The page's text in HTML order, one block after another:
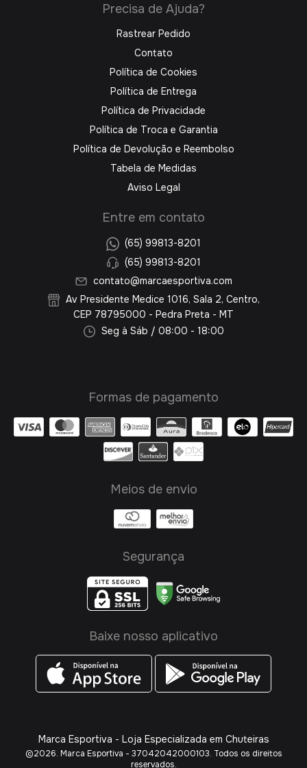
Precisa de Ajuda?
Rastrear Pedido
Contato
Política de Cookies
Política de Entrega
Política de Privacidade
Política de Troca e Garantia
Política de Devolução e Reembolso
Tabela de Medidas
Aviso Legal
Entre em contato
(65) 99813-8201
(65) 99813-8201
contato@marcaesportiva.com
Av Presidente Medice 1016, Sala 2, Centro,
CEP 78795000 - Pedra Preta - MT
Seg à Sáb / 08:00 - 18:00
Formas de pagamento
Meios de envio
Segurança
Baixe nosso aplicativo
Marca Esportiva - Loja Especializada em Chuteiras
©2026. Marca Esportiva - 37042042000103. Todos os direitos
reservados.